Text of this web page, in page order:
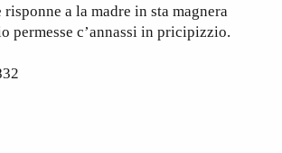
risponne a la madre in sta magnera
permesse c’annassi in pricipizzio.